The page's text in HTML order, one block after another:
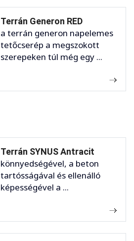
Terrán Generon RED
a terrán generon napelemes
tetőcserép a megszokott
szerepeken túl még egy ...
Terrán SYNUS Antracit
könnyedségével, a beton
tartósságával és ellenálló
képességével a ...